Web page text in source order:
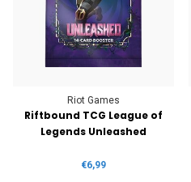
Riot Games
Riftbound TCG League of
Legends Unleashed
€6,99